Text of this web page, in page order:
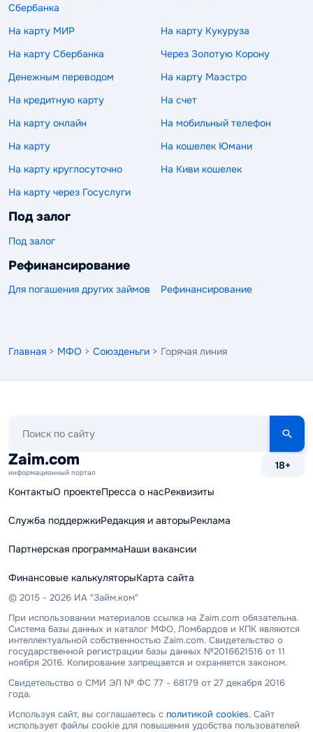
Сбербанка
На карту МИР
На карту Кукуруза
На карту Сбербанка
Через Золотую Корону
Денежным переводом
На карту Маэстро
На кредитную карту
На счет
На карту онлайн
На мобильный телефон
На карту
На кошелек Юмани
На карту круглосуточно
На Киви кошелек
На карту через Госуслуги
Под залог
Под залог
Рефинансирование
Для погашения других займов Рефинансирование
Главная > МФО > Союзденьги > Горячая линия
сайту
Zaim.com
информационный портал
18+
КонтактыО проектеПресса о насРеквизиты
Служба поддержкиРедакция и авторыРеклама
Партнерская программаНаши вакансии
Финансовые калькуляторыКарта сайта
© 2015 - 2026 ИА "Займ.ком"
При использовании материалов ссылка на Zaim.com обязательна.
Система базы данных и каталог МФО, Ломбардов и КПК являются
интеллектуальной собственностью Zaim.com. Свидетельство о
государственной регистрации базы данных №2016621516 от 11
ноября 2016. Копирование запрещается и охраняется законом.
Свидетельство о СМИ ЭЛ № ФС 77 - 68179 от 27 декабря 2016
года.
Используя сайт, вы соглашаетесь с политикой cookies. Сайт
использует файлы cookie для повышения удобства пользователей